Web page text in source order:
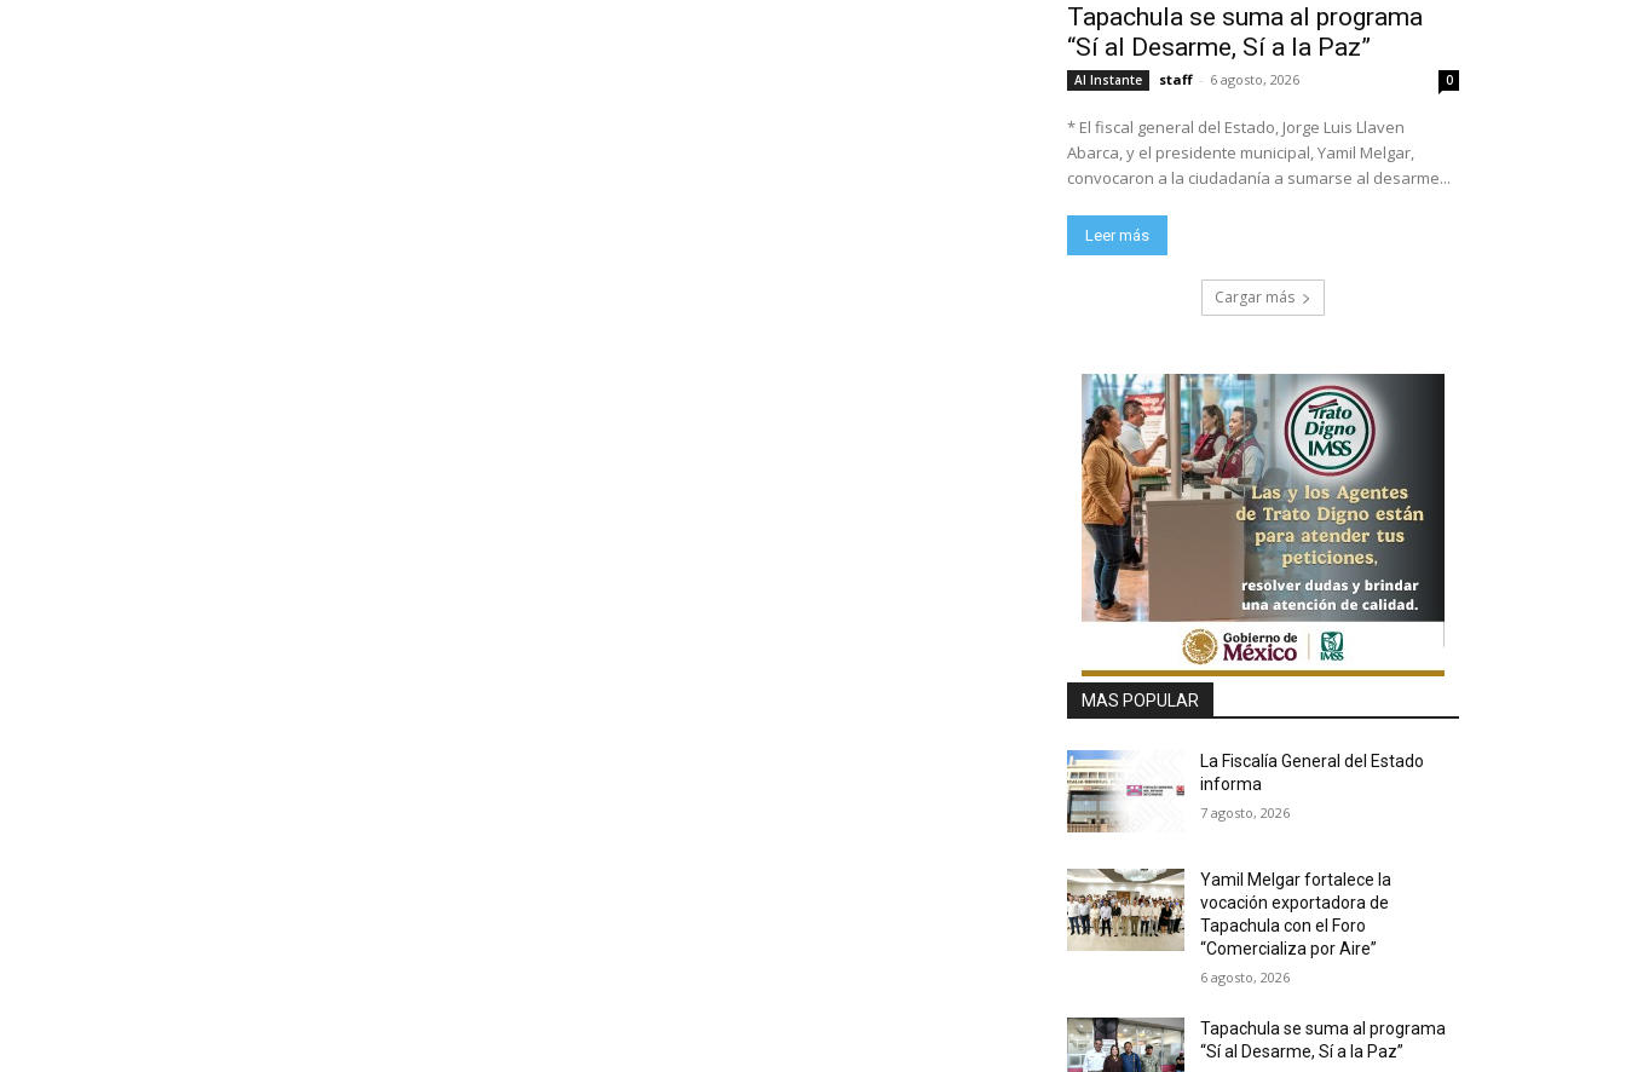
Tapachula se suma al programa
“Sí al Desarme, Sí a la Paz”
Al Instante staff - 6 agosto, 2026 0
* El fiscal general del Estado, Jorge Luis Llaven
Abarca, y el presidente municipal, Yamil Melgar,
convocaron a la ciudadanía a sumarse al desarme...
Leer más
Cargar más
MAS POPULAR
La Fiscalía General del Estado
informa
7 agosto, 2026
Yamil Melgar fortalece la
vocación exportadora de
Tapachula con el Foro
“Comercializa por Aire”
6 agosto, 2026
Tapachula se suma al programa
“Sí al Desarme, Sí a la Paz”